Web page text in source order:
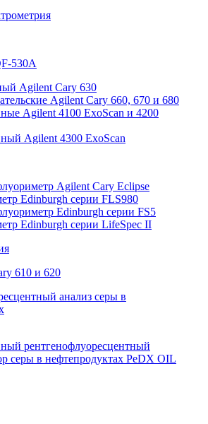
530A
Agilent Cary 630
Agilent Cary 660, 670 и 680
Agilent 4100 ExoScan и 4200
Agilent 4300 ExoScan
Agilent Cary Eclipse
Edinburgh серии FLS980
Edinburgh серии FS5
Edinburgh серии LifeSpec II
610 и 620
анализ серы в
рентгенофлуоресцентный
серы в нефтепродуктах PeDX OIL